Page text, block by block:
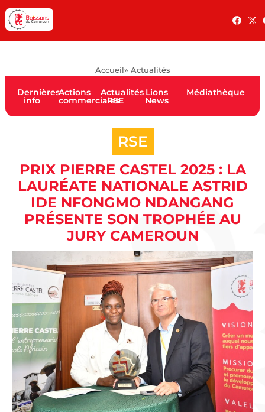
Accueil» Actualités
Dernières
info
Actions
commerciales
Actualités
RSE
Lions
News
Médiathèque
RSE
PRIX PIERRE CASTEL 2025 : LA
LAURÉATE NATIONALE ASTRID
IDE NFONGMO NDANGANG
PRÉSENTE SON TROPHÉE AU
JURY CAMEROUN